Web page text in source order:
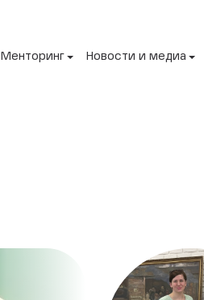
Менторинг Новости и медиа